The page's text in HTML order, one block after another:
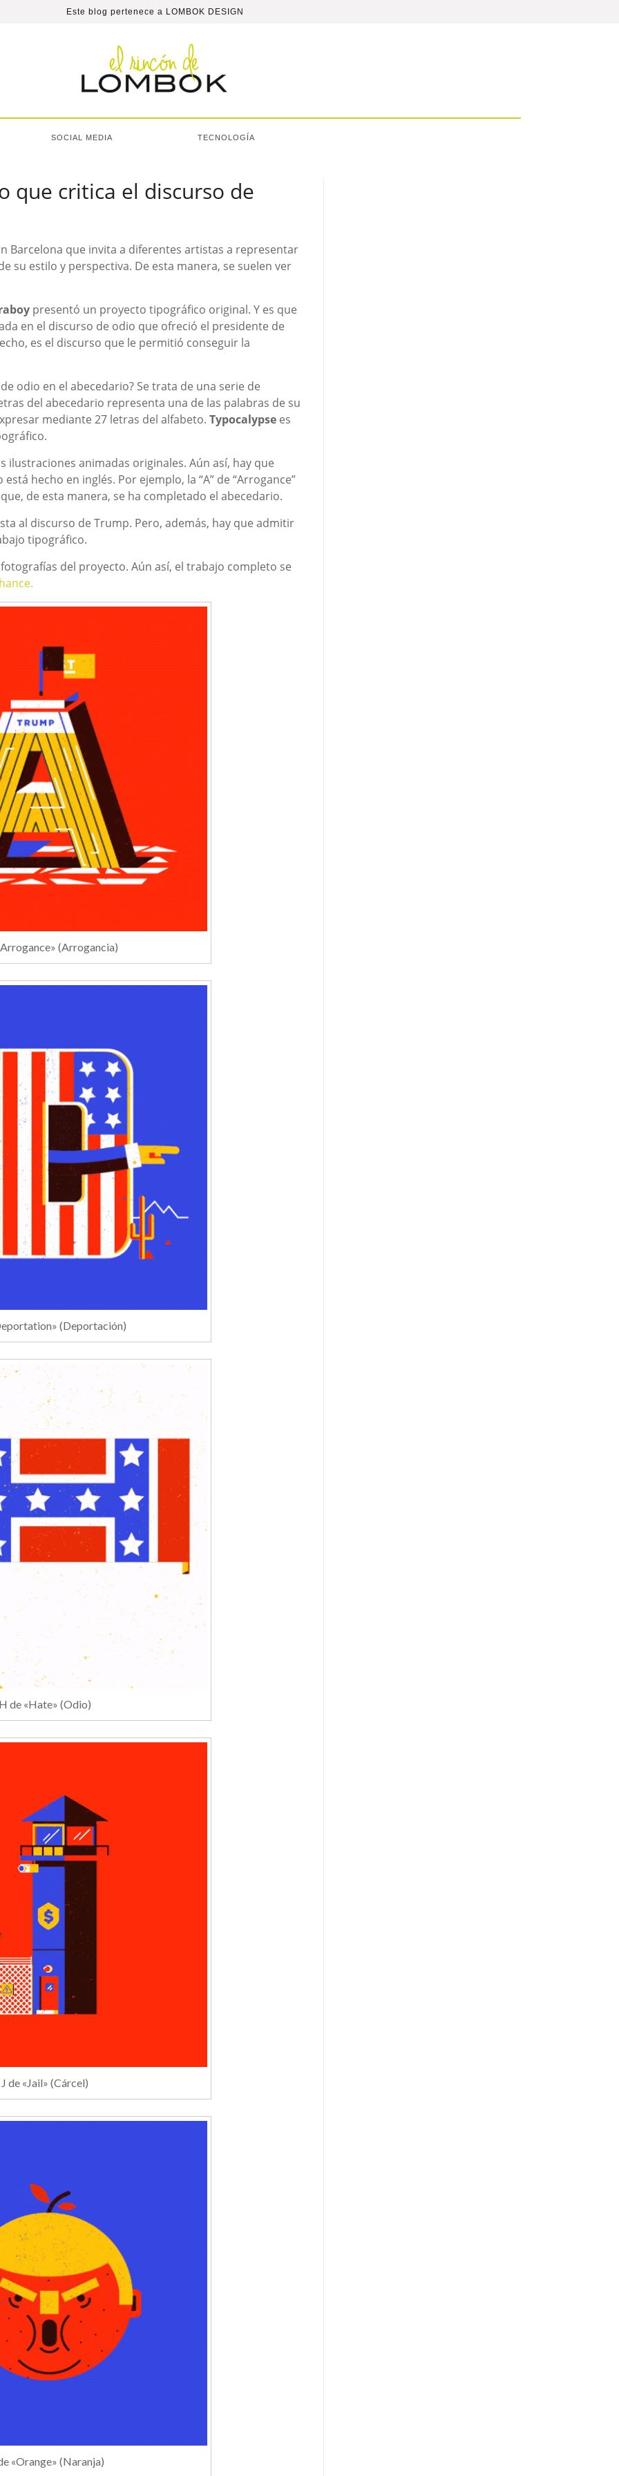
Este blog pertenece a LOMBOK DESIGN
SOCIAL MEDIA TECNOLOGÍA
que critica el discurso de
Barcelona que invita a diferentes artistas a representar
su estilo y perspectiva. De esta manera, se suelen ver
presentó un proyecto tipográfico original. Y es que
en el discurso de odio que ofreció el presidente de
es el discurso que le permitió conseguir la
odio en el abecedario? Se trata de una serie de
del abecedario representa una de las palabras de su
mediante 27 letras del alfabeto. Typocalypse es
ilustraciones animadas originales. Aún así, hay que
hecho en inglés. Por ejemplo, la “A” de “Arrogance”
de esta manera, se ha completado el abecedario.
al discurso de Trump. Pero, además, hay que admitir
tipográfico.
del proyecto. Aún así, el trabajo completo se
(Arrogancia)
(Deportación)
de «Hate» (Odio)
J de «Jail» (Cárcel)
«Orange» (Naranja)